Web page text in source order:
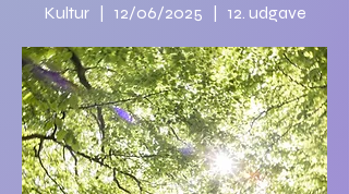
Kultur | 12/06/2025 | 12. udgave